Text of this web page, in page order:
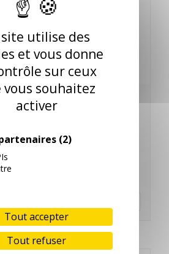
site utilise des
et vous donne
sur ceux
vous souhaitez
activer
(2)
Tout accepter
Tout refuser
3 en 1 CONCENTRE